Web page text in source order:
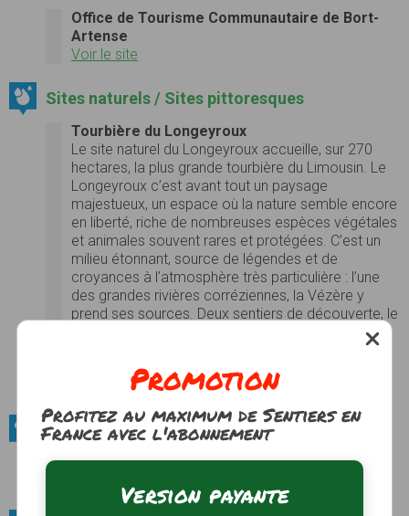
Office de Tourisme Communautaire de Bort-
Artense
Voir le site
Sites naturels / Sites pittoresques
Tourbière du Longeyroux
Le site naturel du Longeyroux accueille, sur 270
hectares, la plus grande tourbière du Limousin. Le
Longeyroux c’est avant tout un paysage
majestueux, un espace où la nature semble encore
en liberté, riche de nombreuses espèces végétales
et animales souvent rares et protégées. C’est un
milieu étonnant, source de légendes et de
croyances à l’atmosphère très particulière : l’une
des grandes rivières corréziennes, la Vézère y
prend ses sources. Deux sentiers de découverte, le
(1km, 1 heure), le sentier
des Bruyères (9 km, 4 heures) vous emmènent au
cœur de la tourbière…
Voir le site
Sites naturels / Massifs forestiers
Douglaseraie des Farges
Promotion
Profitez au maximum de Sentiers en
France avec l'abonnement
Version payante